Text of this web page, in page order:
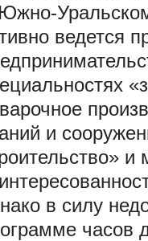
ведется
и
и
в силу
часов